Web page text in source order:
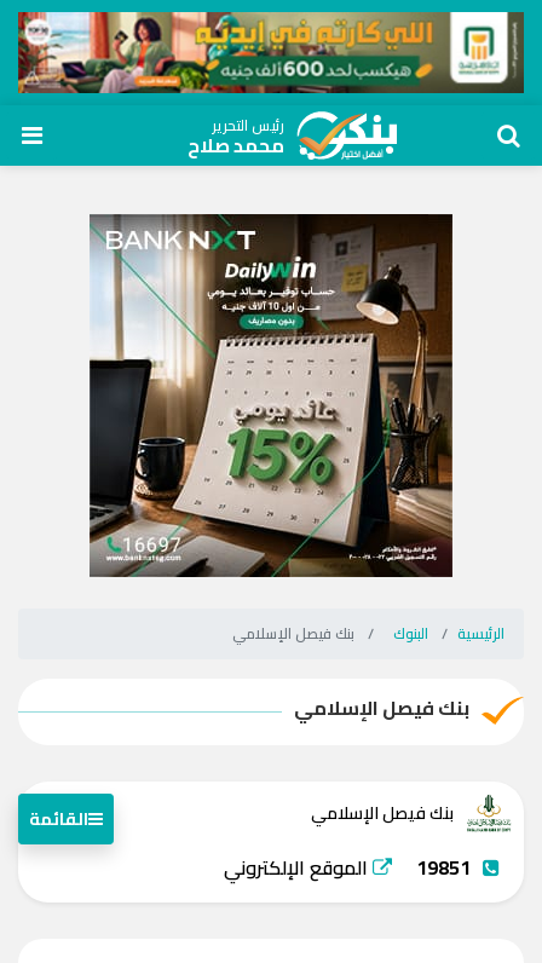
رئيس التحرير
محمد صلاح
الرئيسية البنوك بنك فيصل الإسلامي
بنك فيصل الإسلامي
بنك فيصل الإسلامي القائمة
19851 الموقع الإلكتروني